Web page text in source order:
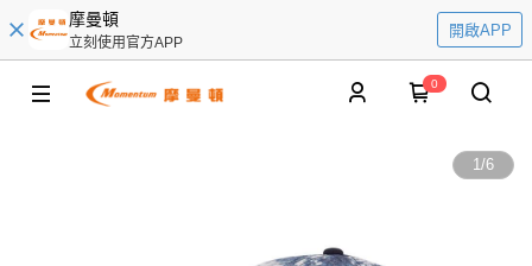
摩曼頓
立刻使用官方APP
開啟APP
0
1/6